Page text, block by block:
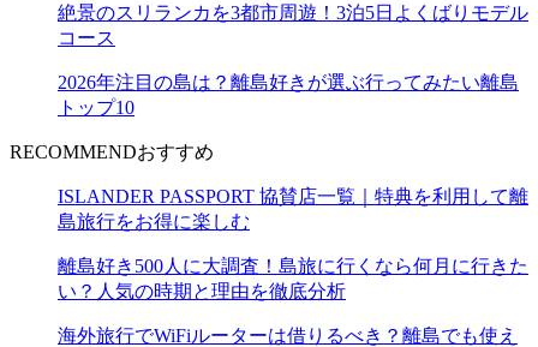
絶景のスリランカを3都市周遊！3泊5日よくばりモデル
コース
2026年注目の島は？離島好きが選ぶ行ってみたい離島
トップ10
RECOMMENDおすすめ
ISLANDER PASSPORT 協賛店一覧｜特典を利用して離
島旅行をお得に楽しむ
離島好き500人に大調査！島旅に行くなら何月に行きた
い？人気の時期と理由を徹底分析
海外旅行でWiFiルーターは借りるべき？離島でも使え